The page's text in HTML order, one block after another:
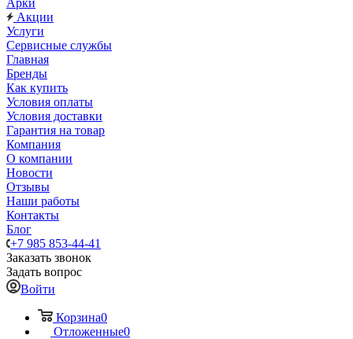
Арки
Акции
Услуги
Сервисные службы
Главная
Бренды
Как купить
Условия оплаты
Условия доставки
Гарантия на товар
Компания
О компании
Новости
Отзывы
Наши работы
Контакты
Блог
+7 985 853-44-41
Заказать звонок
Задать вопрос
Войти
Корзина0
Отложенные0